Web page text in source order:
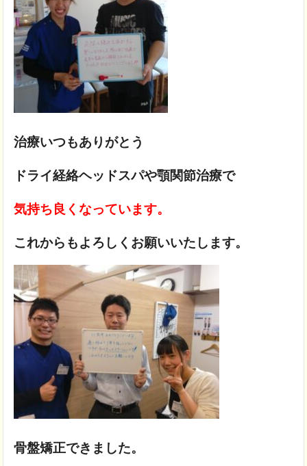
治療いつもありがとう
ドライ経絡ヘッドスパや顎関節治療で
気持ち良くなっています。
これからもよろしくお願いいたします。
骨盤矯正できました。